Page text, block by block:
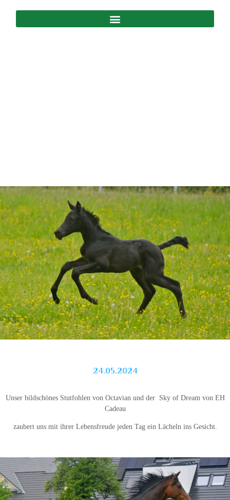
24.05.2024
Unser bildschönes Stutfohlen von Octavian und der Sky of Dream von EH
Cadeau
zaubert uns mit ihrer Lebensfreude jeden Tag ein Lächeln ins Gesicht.